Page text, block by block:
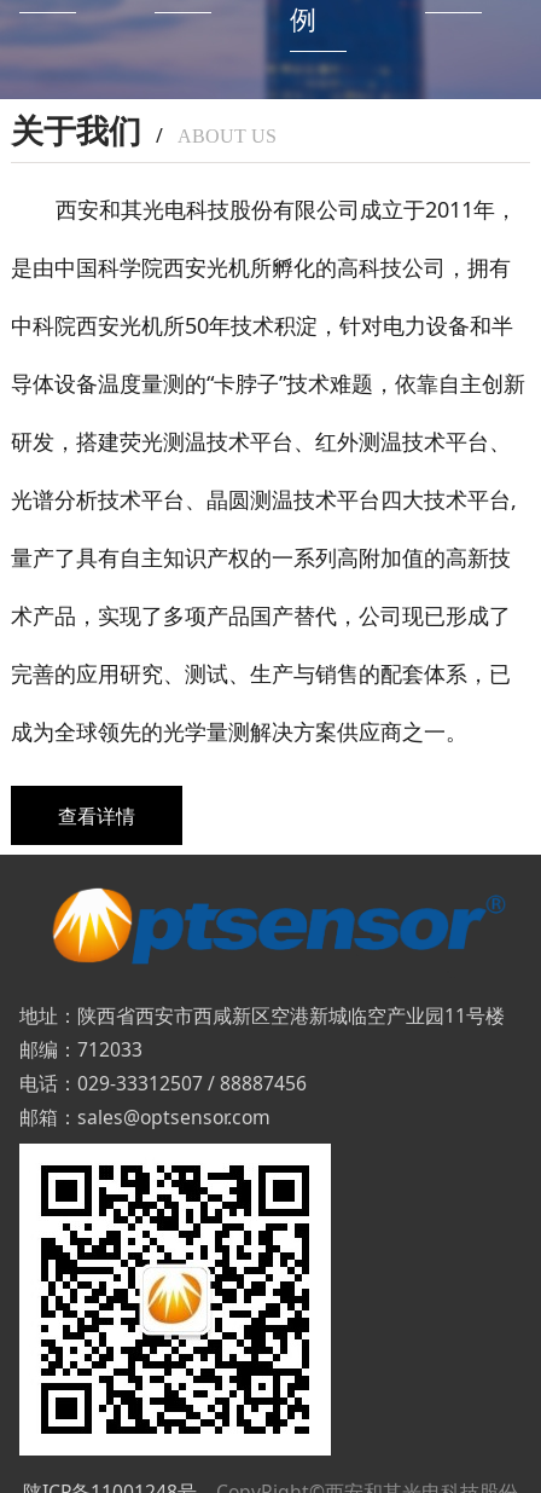
例
关于我们 / ABOUT US
西安和其光电科技股份有限公司成立于2011年，
是由中国科学院西安光机所孵化的高科技公司，拥有
中科院西安光机所50年技术积淀，针对电力设备和半
导体设备温度量测的“卡脖子”技术难题，依靠自主创新
研发， 搭建荧光测温技术平台、红外测温技术平台、
光谱分析技术平台、晶圆测温技术平台四大技术平台,
量产了具有自主知识产权的一系列高附加值的高新技
术产品，实现了多项产品国产替代，公司现已形成了
完善的应用研究、测试、生产与销售的配套体系，已
成为全球领先的光学量测解决方案供应商之一。
查看详情
地址：陕西省西安市西咸新区空港新城临空产业园11号楼
邮编：712033
电话：029-33312507 / 88887456
邮箱：sales@optsensor.com